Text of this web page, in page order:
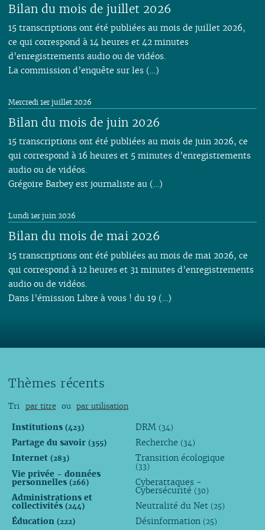
Bilan du mois de juillet 2026
15 transcriptions ont été publiées au mois de juillet 2026,
ce qui correspond à 14 heures et 42 minutes
d’enregistrements audio ou de vidéos.
La commission d’enquête sur les (…)
Bilan du mois de juin 2026
Mercredi 1er juillet 2026
15 transcriptions ont été publiées au mois de juin 2026, ce
qui correspond à 16 heures et 5 minutes d’enregistrements
audio ou de vidéos.
Grégoire Barbey est journaliste au (…)
Bilan du mois de mai 2026
Lundi 1er juin 2026
15 transcriptions ont été publiées au mois de mai 2026, ce
qui correspond à 12 heures et 31 minutes d’enregistrements
audio ou de vidéos.
Dans l’émission Libre à vous ! du 19 (…)
Thèmes récents
Tri par titre ou par utilisation
Institutions (423)
Partage du savoir (355)
Internet (283)
Vie privée - données
personnelles (266)
Administrations et
collectivités (244)
Éducation (222)
DRM (34)
Recherche (34)
Transition écologique
(33)
Cyberattaques -
Cybersécurité (30)
Neutralité du Net (25)
Désinformation (25)